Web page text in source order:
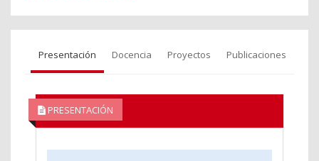
Presentación Docencia Proyectos Publicaciones
PRESENTACIÓN